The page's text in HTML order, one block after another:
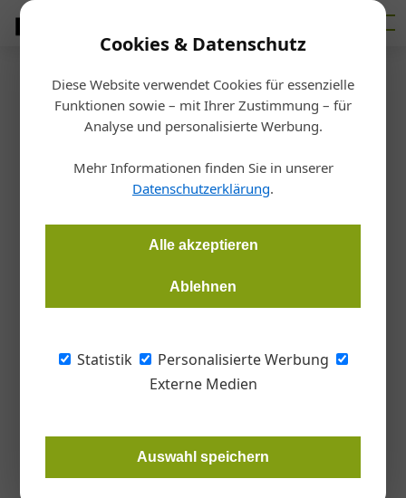
Cookies & Datenschutz
Diese Website verwendet Cookies für essenzielle
Funktionen sowie – mit Ihrer Zustimmung – für
Analyse und personalisierte Werbung.
Mehr Informationen finden Sie in unserer
Datenschutzerklärung.
Alle akzeptieren
Ablehnen
Statistik
Personalisierte Werbung
Externe Medien
Auswahl speichern
Startseite/Allgemein
Besseres Management –
bessere Gebäude
Der 23. ATGA Facility Kongress und die Austrian FM Awards
standen dieses Jahr ganz im Zeichen der beiden
Management: Kommunikation und Bewusstseinsbildung.
und die Performance des Auftraggebers zu
verbessern. Nur wenn alle an der Planung,